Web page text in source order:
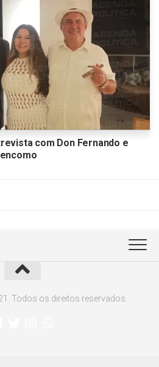
com Don Fernando e
Todos os direitos reservados.